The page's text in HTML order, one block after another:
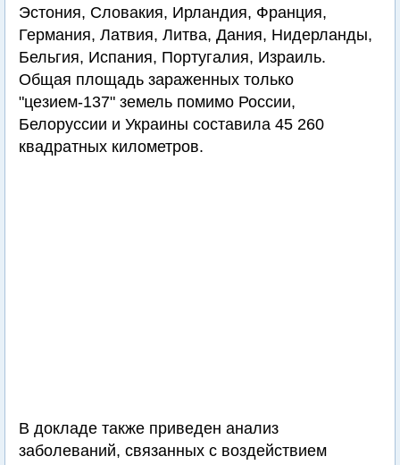
Эстония, Словакия, Ирландия, Франция,
Германия, Латвия, Литва, Дания, Нидерланды,
Бельгия, Испания, Португалия, Израиль.
Общая площадь зараженных только
"цезием-137" земель помимо России,
Белоруссии и Украины составила 45 260
квадратных километров.
В докладе также приведен анализ
заболеваний, связанных с воздействием